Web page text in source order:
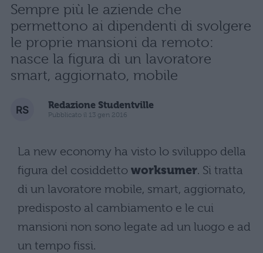
Sempre più le aziende che
permettono ai dipendenti di svolgere
le proprie mansioni da remoto:
nasce la figura di un lavoratore
smart, aggiornato, mobile
Redazione Studentville
Pubblicato il 13 gen 2016
La new economy ha visto lo sviluppo della
figura del cosiddetto worksumer. Si tratta
di un lavoratore mobile, smart, aggiornato,
predisposto al cambiamento e le cui
mansioni non sono legate ad un luogo e ad
un tempo fissi.